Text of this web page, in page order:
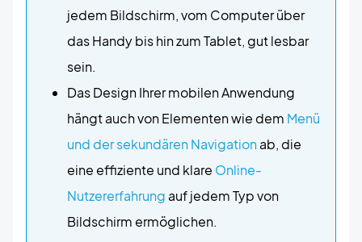
jedem Bildschirm, vom Computer über
das Handy bis hin zum Tablet, gut lesbar
sein.
Das Design Ihrer mobilen Anwendung
hängt auch von Elementen wie dem Menü
und der sekundären Navigationab, die
eine effiziente und klare Online-
Nutzererfahrung auf jedem Typ von
Bildschirm ermöglichen.